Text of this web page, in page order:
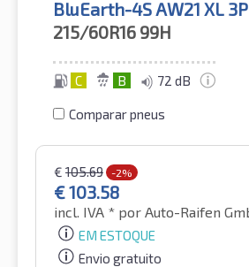
BluEarth-4S AW21 XL
215/60R16 99H
C B 72 dB
Comparar pneus
€ 105.69 -2%
€103.58
incl. IVA * por Auto-Raifen
EM ESTOQUE
Envio gratuito